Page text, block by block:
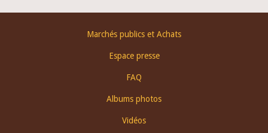
Marchés publics et Achats
Espace presse
FAQ
Albums photos
Vidéos